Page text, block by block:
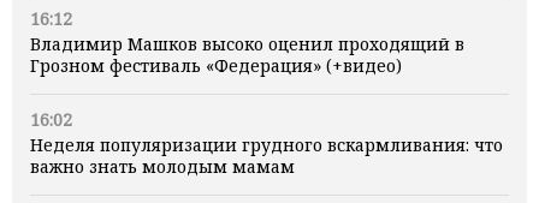
16:12
Владимир Машков высоко оценил проходящий в
Грозном фестиваль «Федерация» (+видео)
16:02
Неделя популяризации грудного вскармливания: что
важно знать молодым мамам